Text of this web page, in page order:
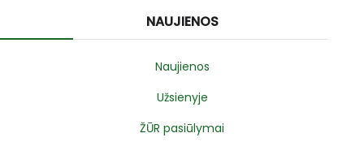
NAUJIENOS
Naujienos
Užsienyje
ŽŪR pasiūlymai